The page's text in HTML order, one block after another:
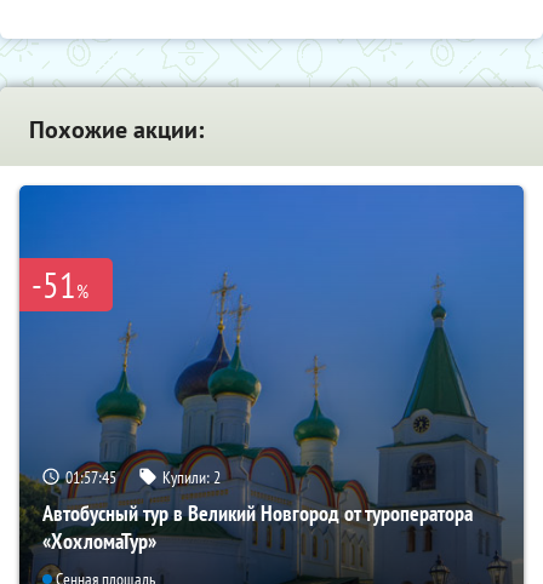
Похожие акции:
-51%
01:57:44 Купили:2
Автобусный тур в Великий Новгород от туроператора
«ХохломаТур»
Сенная площадь